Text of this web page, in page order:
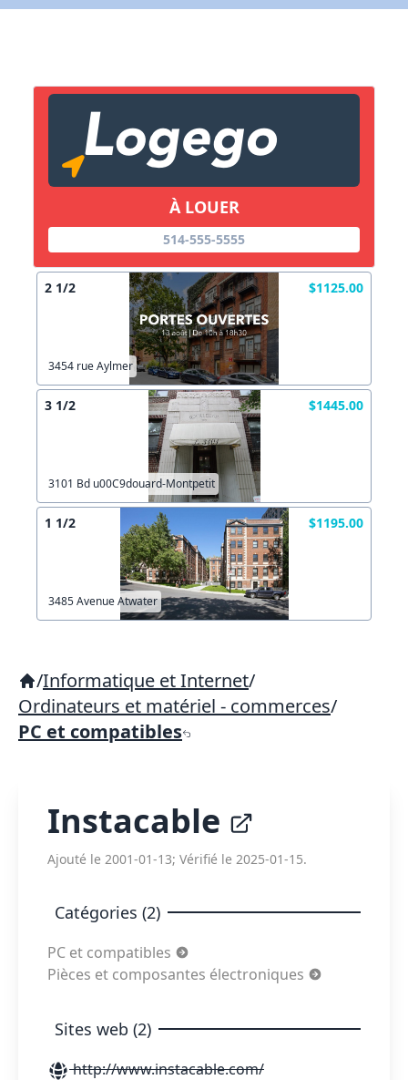
À LOUER
514-555-5555
2 1/2 $1125.00
3454 rue Aylmer
3 1/2 $1445.00
3101 Bd u00C9douard-Montpetit
1 1/2 $1195.00
3485 Avenue Atwater
/Informatique et Internet/
Ordinateurs et matériel - commerces/
PC et compatibles
Instacable
Ajouté le 2001-01-13; Vérifié le 2025-01-15.
Catégories (2)
PC et compatibles
Pièces et composantes électroniques
Sites web (2)
http://www.instacable.com/
Lien vers inscription (sera inclus dans courriel)
Copier lien
X Fermer Envoyez